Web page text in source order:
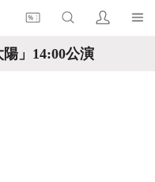
」14:00公演